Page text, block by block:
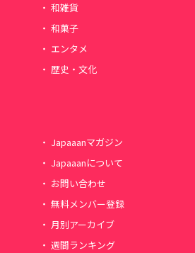
和雑貨
和菓子
エンタメ
歴史・文化
Japaaanマガジン
Japaaanについて
お問い合わせ
無料メンバー登録
月別アーカイブ
週間ランキング